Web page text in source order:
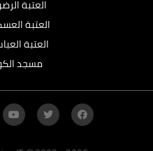
العتبة
العتبة
العتبة
مسجد